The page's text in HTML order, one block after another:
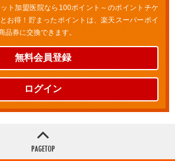
ト加盟医院なら100ポイント～のポイントチケ
お得！貯まったポイントは、楽天スーパーポイ
品券に交換できます。
無料会員登録
ログイン